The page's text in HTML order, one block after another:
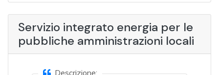
Servizio integrato energia per le
pubbliche amministrazioni locali
Descrizione: